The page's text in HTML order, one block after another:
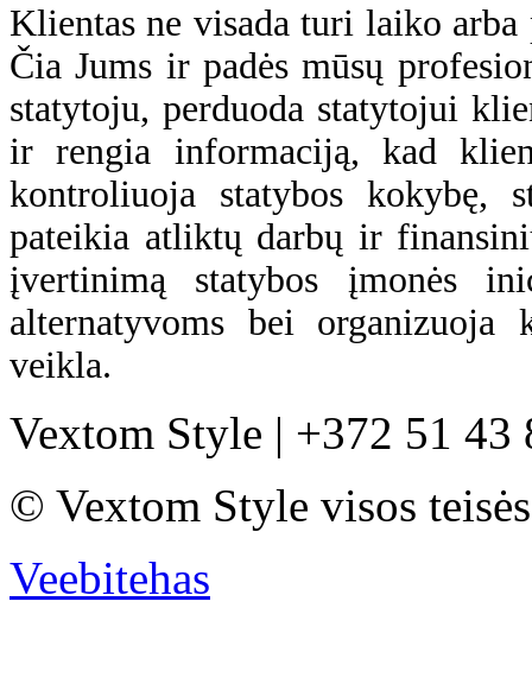
Klientas ne visada turi laiko
Čia Jums ir padės mūsų
statytoju, perduoda statytojui
ir rengia informaciją, kad
kontroliuoja statybos kokybę,
pateikia atliktų darbų ir
įvertinimą statybos įmonės
alternatyvoms bei organizuoja
veikla.
Vextom Style | +372 51 43
© Vextom Style visos
Veebitehas